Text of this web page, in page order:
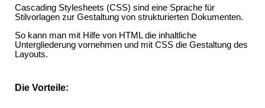
Cascading Stylesheets (CSS) sind eine Sprache für
Stilvorlagen zur Gestaltung von strukturierten Dokumenten.
So kann man mit Hilfe von HTML die inhaltliche
Untergliederung vornehmen und mit CSS die Gestaltung des
Layouts.
Die Vorteile: